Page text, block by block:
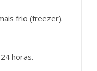
frio (freezer).
horas.